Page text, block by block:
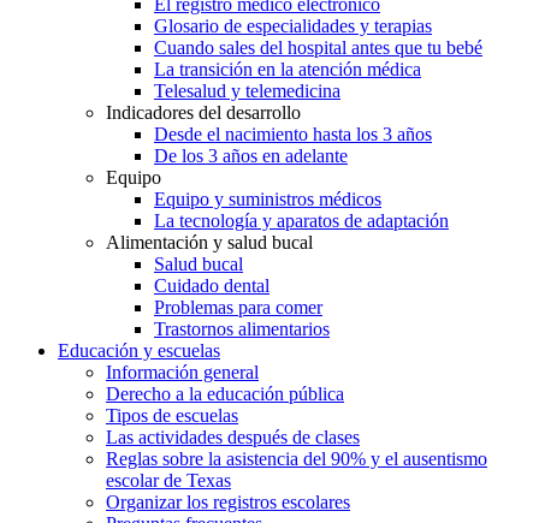
Glosario de especialidades y terapias
Cuando sales del hospital antes que tu bebé
La transición en la atención médica
Telesalud y telemedicina
Indicadores del desarrollo
Desde el nacimiento hasta los 3 años
De los 3 años en adelante
Equipo
Equipo y suministros médicos
La tecnología y aparatos de adaptación
Alimentación y salud bucal
Salud bucal
Cuidado dental
Problemas para comer
Trastornos alimentarios
Educación y escuelas
Información general
Derecho a la educación pública
Tipos de escuelas
Las actividades después de clases
Reglas sobre la asistencia del 90% y el ausentismo
escolar de Texas
Organizar los registros escolares